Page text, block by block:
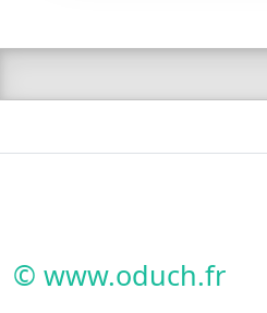
© www.oduch.fr